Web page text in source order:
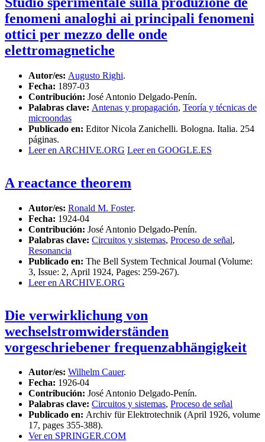
fenomeni analoghi ai principali fenomeni
ottici per mezzo delle onde
elettromagnetiche
Autor/es: Augusto Righi.
Fecha: 1897-03
Contribución: José Antonio Delgado-Penín.
Palabras clave: Antenas y propagación, Teoría y técnicas de
microondas
Publicado en: Editor Nicola Zanichelli. Bologna. Italia. 254
páginas.
Leer en ARCHIVE.ORG Leer en GOOGLE.ES
A reactance theorem
Autor/es: Ronald M. Foster.
Fecha: 1924-04
Contribución: José Antonio Delgado-Penín.
Palabras clave: Circuitos y sistemas, Proceso de señal,
Resonancia
Publicado en: The Bell System Technical Journal (Volume:
3, Issue: 2, April 1924, Pages: 259-267).
Leer en ARCHIVE.ORG
Die verwirklichung von
wechselstromwiderständen
vorgeschriebener frequenzabhängigkeit
Autor/es: Wilhelm Cauer.
Fecha: 1926-04
Contribución: José Antonio Delgado-Penín.
Palabras clave: Circuitos y sistemas, Proceso de señal
Publicado en: Archiv für Elektrotechnik (April 1926, volume
17, pages 355-388).
Ver en SPRINGER.COM